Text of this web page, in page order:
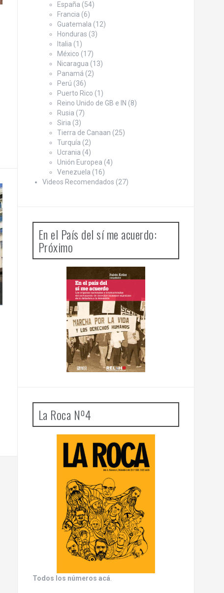
España (54)
Francia (6)
Guatemala (12)
Honduras (3)
Italia (1)
México (17)
Nicaragua (13)
Panamá (2)
Perú (36)
Puerto Rico (1)
Reino Unido de GB e IN (8)
Rusia (7)
Siria (3)
Tierra de Canaan (25)
Turquía (2)
Ucrania (4)
Unión Europea (4)
Venezuela (16)
Videos Recomendados (27)
En el País del sí me acuerdo:
Próximo
La Roca Nº4
Todos los números acá.